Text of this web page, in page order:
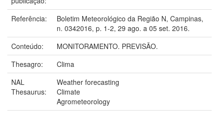
Referência:
Boletim Meteorológico da Região N, Campinas,
n. 0342016, p. 1-2, 29 ago. a 05 set. 2016.
Conteúdo:
MONITORAMENTO. PREVISÃO.
Thesagro:
Clima
NAL
Thesaurus:
Weather forecasting
Climate
Agrometeorology